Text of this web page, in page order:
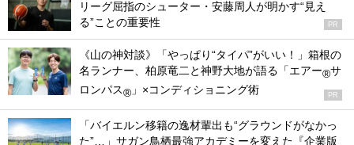
リーグ屈指のシューター・安藤周人が明かす“見え
る”ことの重要性
PR
《山の神対談》「やっぱり“タイパ”がいい！」箱根の
名ランナー、柏原竜二と神野大地が語る「エアー®サ
ロンパス® 」×コンディショニング術 PR
「バイエルン移籍の逸材輩出も“グラウンドがなかっ
た”…」サガン鳥栖最強アカデミーを変えた『企業版